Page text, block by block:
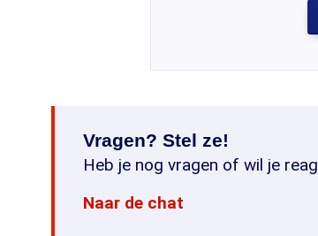
Vragen? Stel ze!
Heb je nog vragen of wil je
Naar de chat